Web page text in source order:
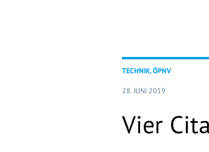
TECHNIK, ÖPNV
28. JUNI 2019
Vier